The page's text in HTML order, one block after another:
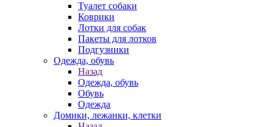
Туалет собаки
Коврики
Лотки для собак
Пакеты для лотков
Подгузники
Одежда, обувь
Назад
Одежда, обувь
Обувь
Одежда
Домики, лежанки, клетки